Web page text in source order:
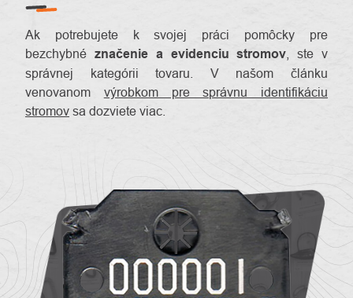
Ak potrebujete k svojej práci pomôcky pre
bezchybné značenie a evidenciu stromov , ste v
správnej kategórii tovaru. V našom článku
venovanom
výrobkom pre správnu identifikáciu
stromov sa dozviete viac.